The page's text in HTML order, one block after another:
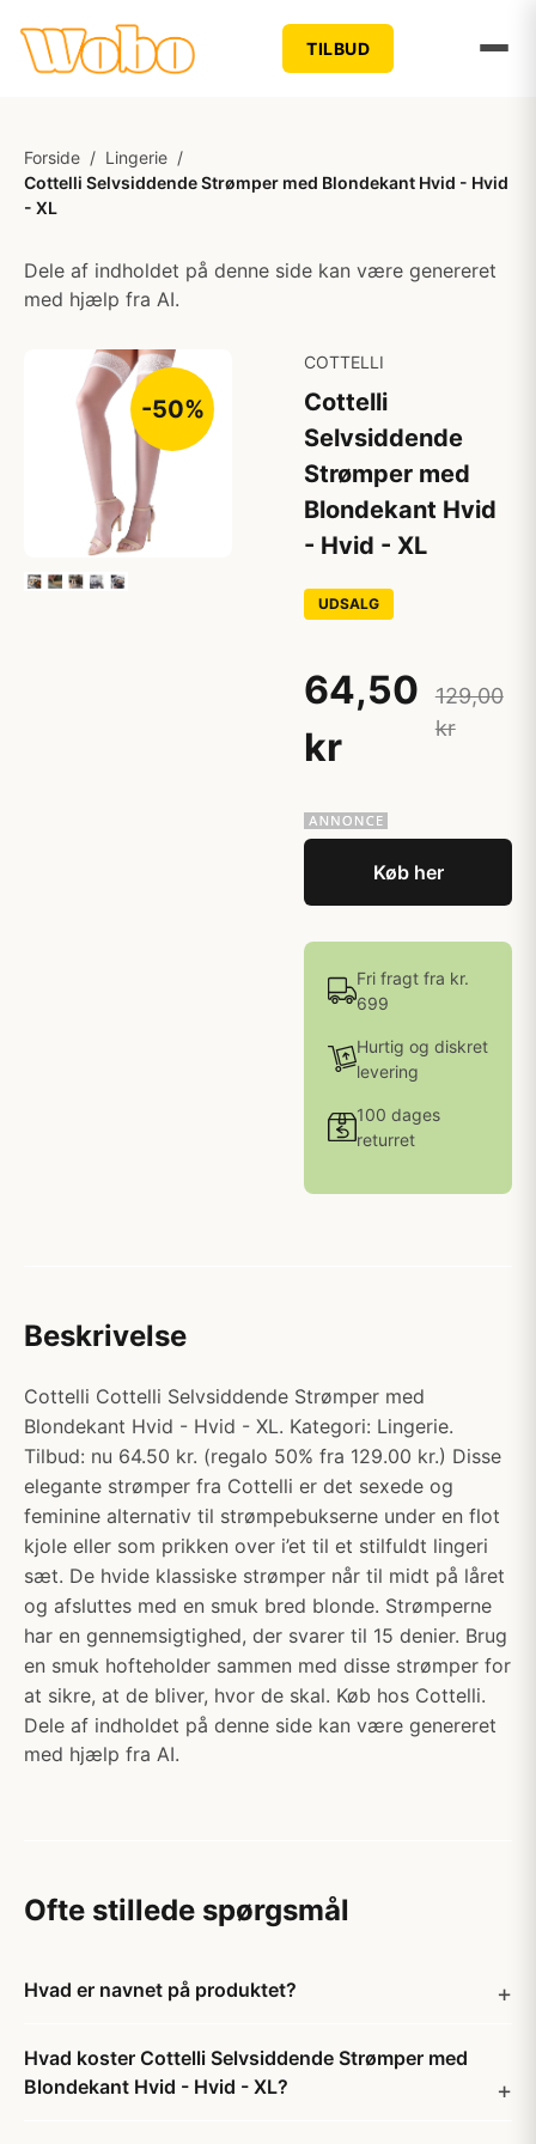
TILBUD
Forside / Lingerie /
Cottelli Selvsiddende Strømper med Blondekant Hvid - Hvid
- XL
Dele af indholdet på denne side kan være genereret
med hjælp fra AI.
-50%
COTTELLI
Cottelli
Selvsiddende
Strømper med
Blondekant Hvid
- Hvid - XL
UDSALG
64,50
kr
129,00
kr
Køb her
Fri fragt fra kr.
699
Hurtig og diskret
levering
100 dages
returret
Beskrivelse
Cottelli Cottelli Selvsiddende Strømper med
Blondekant Hvid - Hvid - XL. Kategori: Lingerie.
Tilbud: nu 64.50 kr. (regalo 50% fra 129.00 kr.) Disse
elegante strømper fra Cottelli er det sexede og
feminine alternativ til strømpebukserne under en flot
kjole eller som prikken over i’et til et stilfuldt lingeri
sæt. De hvide klassiske strømper når til midt på låret
og afsluttes med en smuk bred blonde. Strømperne
har en gennemsigtighed, der svarer til 15 denier. Brug
en smuk hofteholder sammen med disse strømper for
at sikre, at de bliver, hvor de skal. Køb hos Cottelli.
Dele af indholdet på denne side kan være genereret
med hjælp fra AI.
Ofte stillede spørgsmål
Hvad er navnet på produktet?
Hvad koster Cottelli Selvsiddende Strømper med
Blondekant Hvid - Hvid - XL?